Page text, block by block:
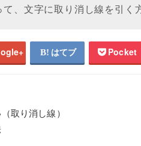
、文字に取り消し線を引く
はてブ Pocket
取り消し線）